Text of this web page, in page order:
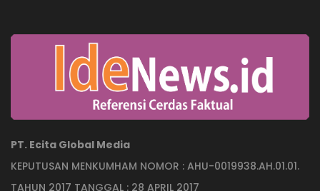
PT. Ecita Global Media
KEPUTUSAN MENKUMHAM NOMOR : AHU-0019938.AH.01.01.
TAHUN 2017 TANGGAL : 28 APRIL 2017